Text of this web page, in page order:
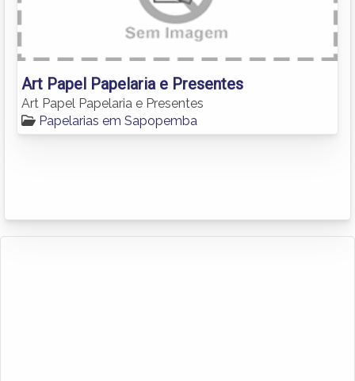
Art Papel Papelaria e Presentes
Art Papel Papelaria e Presentes
Papelarias em Sapopemba